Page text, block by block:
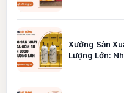
Xưởng Sản
Lượng Lớn: